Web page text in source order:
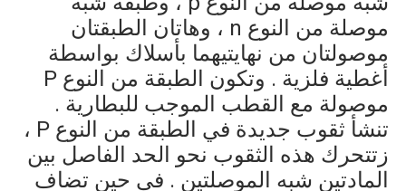
موصلة من النوع n ، وهاتان الطبقتان
موصولتان من نهايتيهما بأسلاك بواسطة
أغطية فلزية . وتكون الطبقة من النوع P
موصولة مع القطب الموجب للبطارية .
تنشأ ثقوب جديدة في الطبقة من النوع P ،
زتتحرك هذه الثقوب نحو الحد الفاصل بين
المادتين شبه الموصلتين . في حين تضاف